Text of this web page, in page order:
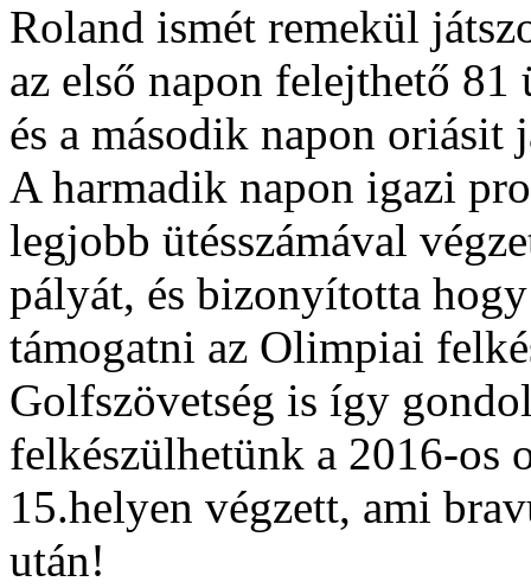
Roland ismét remekül
az első napon felejthető 81
és a második napon
A harmadik napon igazi
legjobb ütésszámával
pályát, és bizonyította
támogatni az Olimpiai
Golfszövetség is így
felkészülhetünk a 2016-os
15.helyen végzett, ami
után!